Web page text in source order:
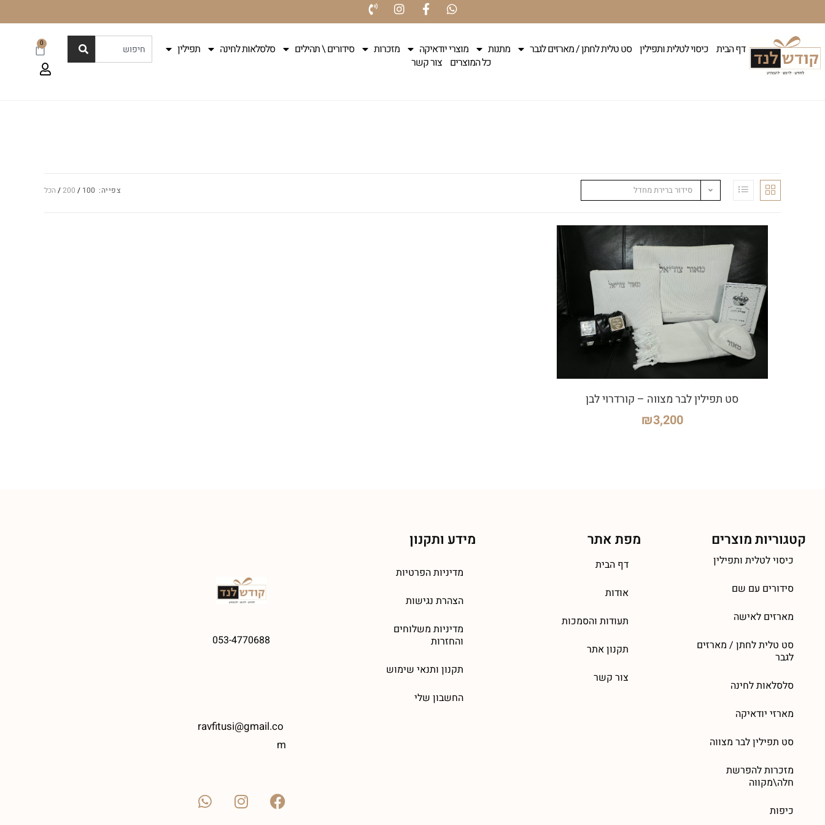
דף הבית כיסוי לטלית ותפילין סט טלית לחתן / מארזים לגבר מתנות מוצרי יודאיקה מזכרות סידורים \ תהילים סלסלאות לחינה
תפילין
כל המוצרים צור קשר
0
סידור ברירת מחדל צפייה: 100
200 הכל
סט תפילין לבר מצווה – קורדרוי לבן
₪3,200
קטגוריות מוצרים
כיסוי לטלית ותפילין
סידורים עם שם
מארזים לאישה
סט טלית לחתן / מארזים
לגבר
סלסלאות לחינה
מארזי יודאיקה
סט תפילין לבר מצווה
מזכרות להפרשת
חלה\מקווה
כיפות
מפת אתר
דף הבית
אודות
תעודות והסמכות
תקנון אתר
צור קשר
מידע ותקנון
מדיניות הפרטיות
הצהרת נגישות
מדיניות משלוחים
והחזרות
תקנון ותנאי שימוש
החשבון שלי
053-4770688
ravfitusi@gmail.co
m